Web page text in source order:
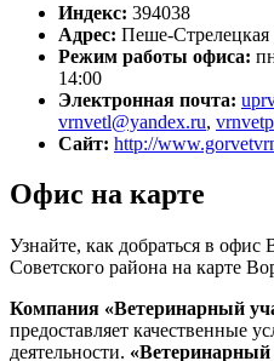
Индекс: 394038
Адрес: Пеше-
Режим работы офиса:
14:00
Электронная почта:
vrnvetl@yandex.ru,
Сайт: http://
Офис на карте
Узнайте, как добраться в офис
Советского района на карте
Компания «Ветеринарный
предоставляет качественные
деятельности. «Ветеринарный